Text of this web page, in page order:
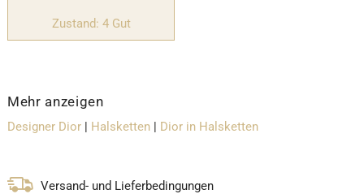
Zustand: 4 Gut
Mehr anzeigen
Designer Dior | Halsketten | Dior in Halsketten
Versand- und Lieferbedingungen